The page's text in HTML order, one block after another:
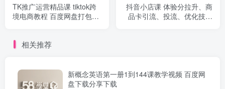
TK推广运营精品课 tiktok跨
境电商教程 百度网盘打包下
抖音小店课 体验分拉升、商
品卡引流、投流、优化技术
相关推荐
新概念英语第一册1到144课教学视频 百度网
盘下载分享下载